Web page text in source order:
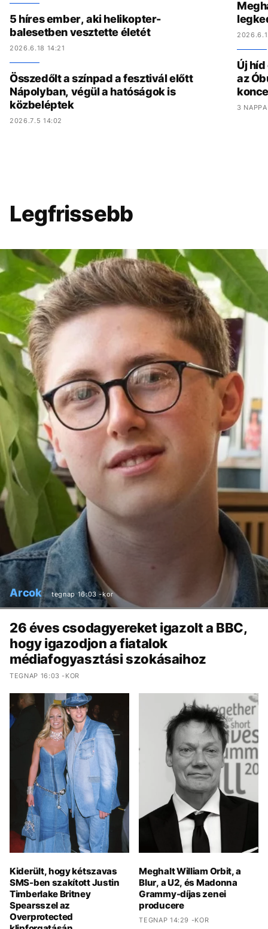
5 híres ember, aki helikopter-
balesetben vesztette életét
2026.6.18 14:21
Összedőlt a színpad a fesztivál előtt
Nápolyban, végül a hatóságok is
közbeléptek
2026.7.5 14:02
Új
az
3
Legfrissebb
Arcok tegnap 16:03 -kor
26 éves csodagyereket igazolt a BBC,
hogy igazodjon a fiatalok
médiafogyasztási szokásaihoz
TEGNAP 16:03 -KOR
Kiderült, hogy kétszavas
SMS-ben szakított Justin
Timberlake Britney
Spearsszel az
Overprotected
Meghalt William Orbit, a
Blur, a U2, és Madonna
Grammy-díjas zenei
producere
TEGNAP 14:29 -KOR